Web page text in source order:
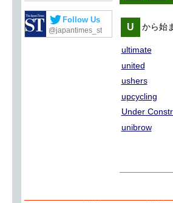
Follow Us
@japantimes_st U から始
ultimate
united
ushers
upcycling
Under
unibrow